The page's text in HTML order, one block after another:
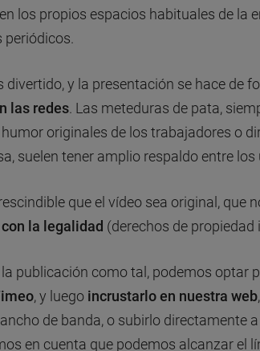
los propios espacios habituales de la
divertido, y la presentación se hace de
las redes. Las meteduras de pata,
originales de los trabajadores o
suelen tener amplio respaldo entre los
que el vídeo sea original, que
la legalidad (derechos de propiedad
publicación como tal, podemos optar
, y luego incrustarlo en nuestra web
de banda, o subirlo directamente
en cuenta que podemos alcanzar el